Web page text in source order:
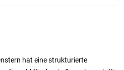
hat eine strukturierte